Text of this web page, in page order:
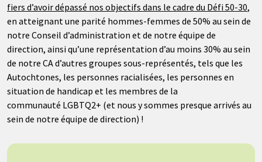
fiers d’avoir dépassé nos objectifs dans le cadre du Défi 50-30,
en atteignant une parité hommes-femmes de 50% au sein de
notre Conseil d’administration et de notre équipe de
direction, ainsi qu’une représentation d’au moins 30% au sein
de notre CA d’autres groupes sous-représentés, tels que les
Autochtones, les personnes racialisées, les personnes en
situation de handicap et les membres de la
communauté LGBTQ2+ (et nous y sommes presque arrivés au
sein de notre équipe de direction) !